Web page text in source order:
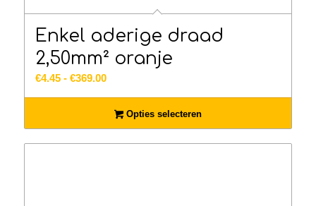
Enkel aderige draad
2,50mm² oranje
€4.45 - €369.00Prijsklasse:
tot
€369.00
Opties selecteren